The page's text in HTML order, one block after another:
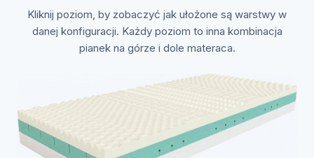
Zobacz jak to zrobić
Kliknij poziom, by zobaczyć jak ułożone są warstwy w
danej konfiguracji. Każdy poziom to inna kombinacja
pianek na górze i dole materaca.